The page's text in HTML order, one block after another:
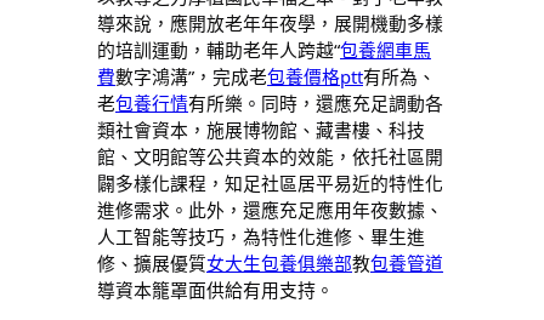
導來說，應開放老年年夜學，展開機動多樣
的培訓運動，輔助老年人跨越“包養網車馬
費數字鴻溝”，完成老包養價格ptt有所為、
老包養行情有所樂。同時，還應充足調動各
類社會資本，施展博物館、藏書樓、科技
館、文明館等公共資本的效能，依托社區開
闢多樣化課程，知足社區居平易近的特性化
進修需求。此外，還應充足應用年夜數據、
人工智能等技巧，為特性化進修、畢生進
修、擴展優質女大生包養俱樂部教包養管道
導資本籠罩面供給有用支持。